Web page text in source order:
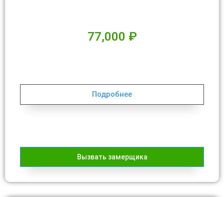
77,000 ₽
Подробнее
Вызвать замерщика